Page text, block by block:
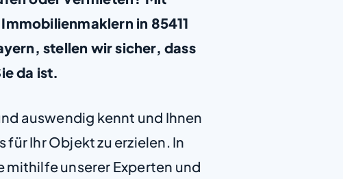
in 85411
stellen wir sicher, dass
da ist.
auswendig kennt und Ihnen
Ihr Objekt zu erzielen. In
mithilfe unserer Experten und